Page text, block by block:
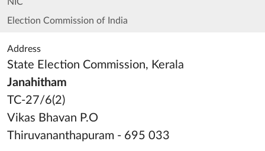
Election Commission of India
Address
State Election Commission, Kerala
Janahitham
TC-27/6(2)
Vikas Bhavan P.O
Thiruvananthapuram - 695 033